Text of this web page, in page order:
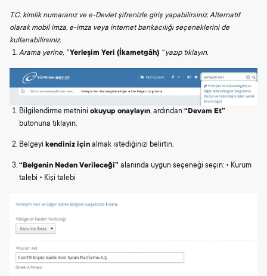
T.C. kimlik numaranız ve e-Devlet şifrenizle giriş yapabilirsiniz. Alternatif
olarak mobil imza, e-imza veya internet bankacılığı seçeneklerini de
kullanabilirsiniz.
Arama yerine, '' Yerleşim Yeri (İkametgâh) '' yazıp tıklayın.
Bilgilendirme metnini okuyup onaylayın, ardından “Devam Et”
butonuna tıklayın.
Belgeyi kendiniz için almak istediğinizi belirtin.
“Belgenin Neden Verileceği” alanında uygun seçeneği seçin: • Kurum
talebi • Kişi talebi